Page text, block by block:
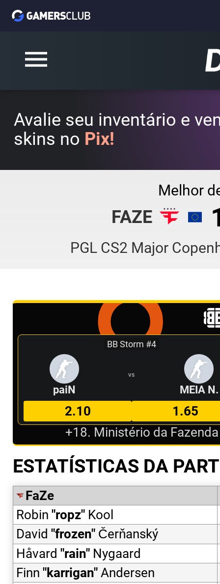
Avalie seu inventário e
skins no Pix!
Melhor
FAZE
PGL CS2 Major
BB Storm #4
paiN
VS
MEIA N.
2.10
1.65
+18. Ministério da
ESTATÍSTICAS DA
FaZe
Robin "ropz" Kool
David "frozen" Čerňanský
Håvard "rain" Nygaard
Finn "karrigan" Andersen